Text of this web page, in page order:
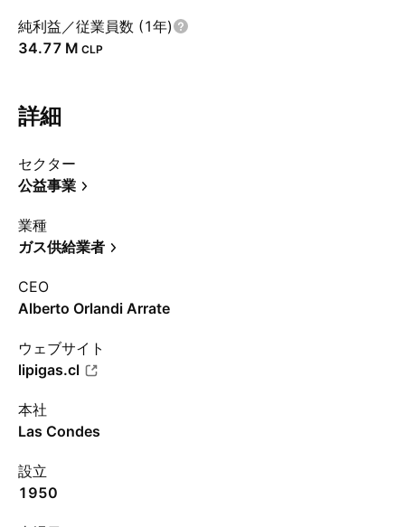
純利益／従業員数 (1年)
‪34.77 M‬ CLP
詳細
セクター
公益事業
業種
ガス供給業者
CEO
Alberto Orlandi Arrate
ウェブサイト
lipigas.cl
本社
Las Condes
設立
1950